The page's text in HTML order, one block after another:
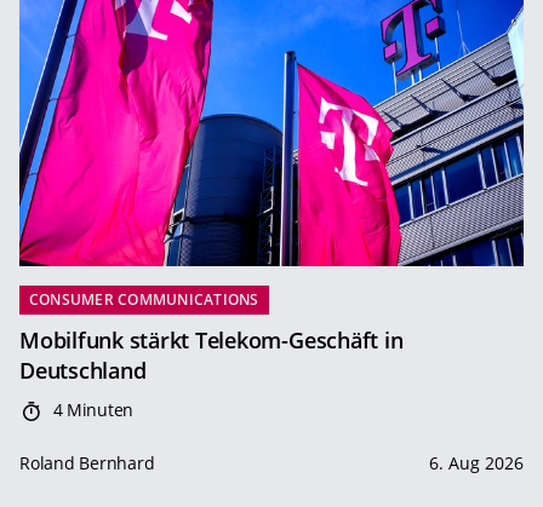
CONSUMER COMMUNICATIONS
Mobilfunk stärkt Telekom-Geschäft in
Deutschland
4 Minuten
Roland Bernhard 6. Aug 2026